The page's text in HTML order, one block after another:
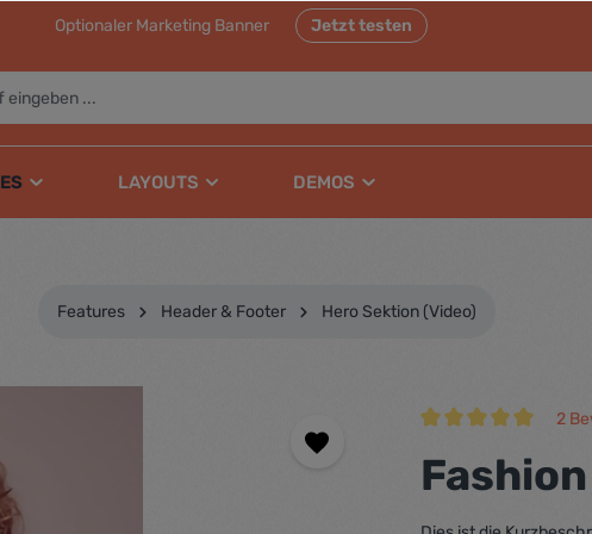
Optionaler Marketing Banner Jetzt testen
LAYOUTS DEMOS
Features Header & Footer Hero Sektion (Video)
2